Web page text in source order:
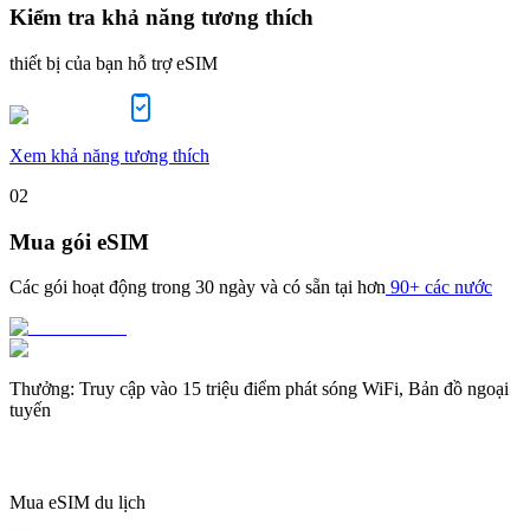
Kiểm tra khả năng tương thích
thiết bị của bạn hỗ trợ eSIM
Xem khả năng tương thích
02
Mua gói eSIM
Các gói hoạt động trong 30 ngày và có sẵn tại hơn 90+ các nước
Thưởng: Truy cập vào 15 triệu điểm phát sóng WiFi, Bản đồ ngoại
tuyến
Mua eSIM du lịch